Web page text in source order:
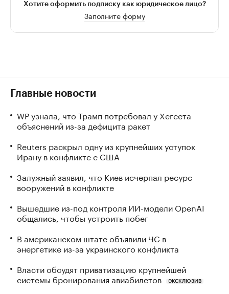
Хотите оформить подписку как юридическое лицо?
Заполните форму
Главные новости
WP узнала, что Трамп потребовал у Хегсета
объяснений из-за дефицита ракет
Reuters раскрыл одну из крупнейших уступок
Ирану в конфликте с США
Залужный заявил, что Киев исчерпал ресурс
вооружений в конфликте
Вышедшие из-под контроля ИИ-модели OpenAI
общались, чтобы устроить побег
В американском штате объявили ЧС в
энергетике из-за украинского конфликта
Власти обсудят приватизацию крупнейшей
системы бронирования авиабилетов
ЭКСКЛЮЗИВ